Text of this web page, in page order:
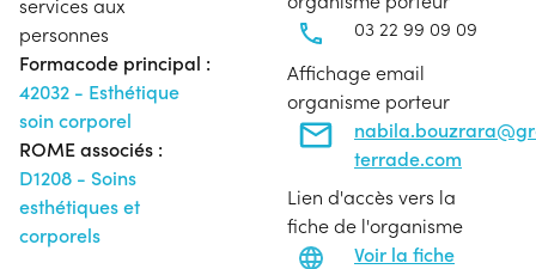
services aux
personnes
Formacode principal :
42032 - Esthétique
soin corporel
ROME associés :
D1208 - Soins
esthétiques et
corporels
03 22 99 09 09
Affichage email
organisme porteur
terrade.com
Lien d'accès vers la
fiche de l'organisme
Voir la fiche